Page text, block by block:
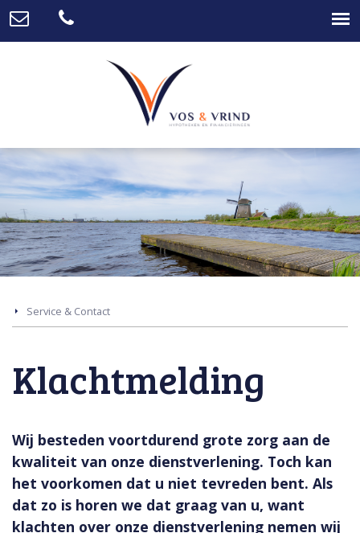
Service & Contact
Klachtmelding
Wij besteden voortdurend grote zorg aan de
kwaliteit van onze dienstverlening. Toch kan
het voorkomen dat u niet tevreden bent. Als
dat zo is horen we dat graag van u, want
klachten over onze dienstverlening nemen wij